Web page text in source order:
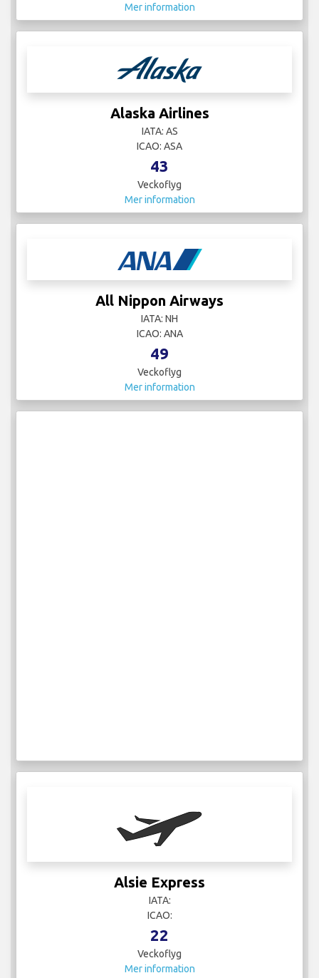
Mer information
Alaska Airlines
IATA: AS
ICAO: ASA
43
Veckoflyg
Mer information
All Nippon Airways
IATA: NH
ICAO: ANA
49
Veckoflyg
Mer information
Alsie Express
IATA:
ICAO:
22
Veckoflyg
Mer information